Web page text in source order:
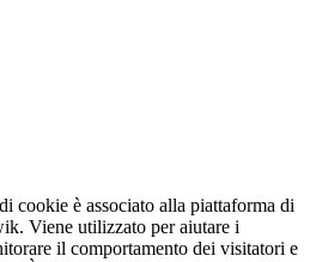
cookie è associato alla piattaforma di
Viene utilizzato per aiutare i
il comportamento dei visitatori e